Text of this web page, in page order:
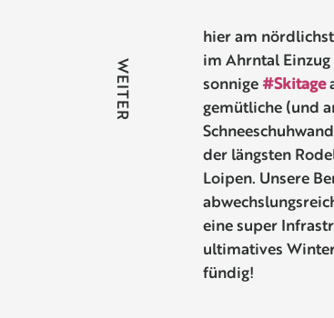
WEITER
hier am
im Ahrntal
sonnige#Skitage
gemütliche (und
der längsten
Loipen. Unsere
eine super
ultimatives
fündig!